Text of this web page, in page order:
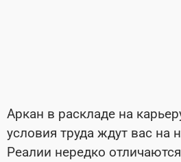
Аркан в раскладе на
условия труда ждут вас на
Реалии нередко